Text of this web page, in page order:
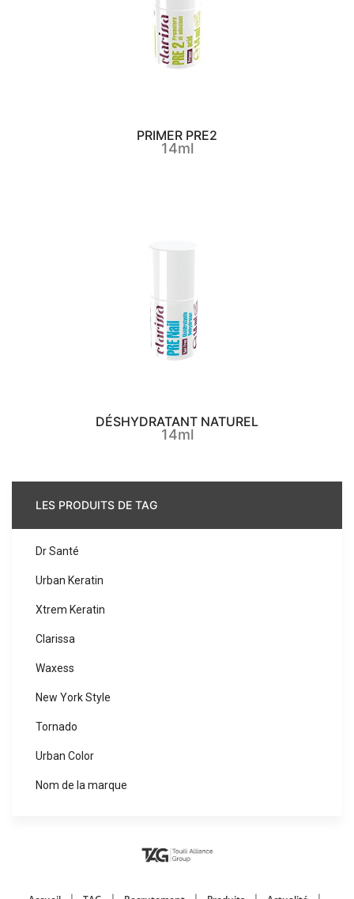
PRIMER PRE2
14ml
DÉSHYDRATANT NATUREL
14ml
LES PRODUITS DE TAG
Dr Santé
Urban Keratin
Xtrem Keratin
Clarissa
Waxess
New York Style
Tornado
Urban Color
Nom de la marque